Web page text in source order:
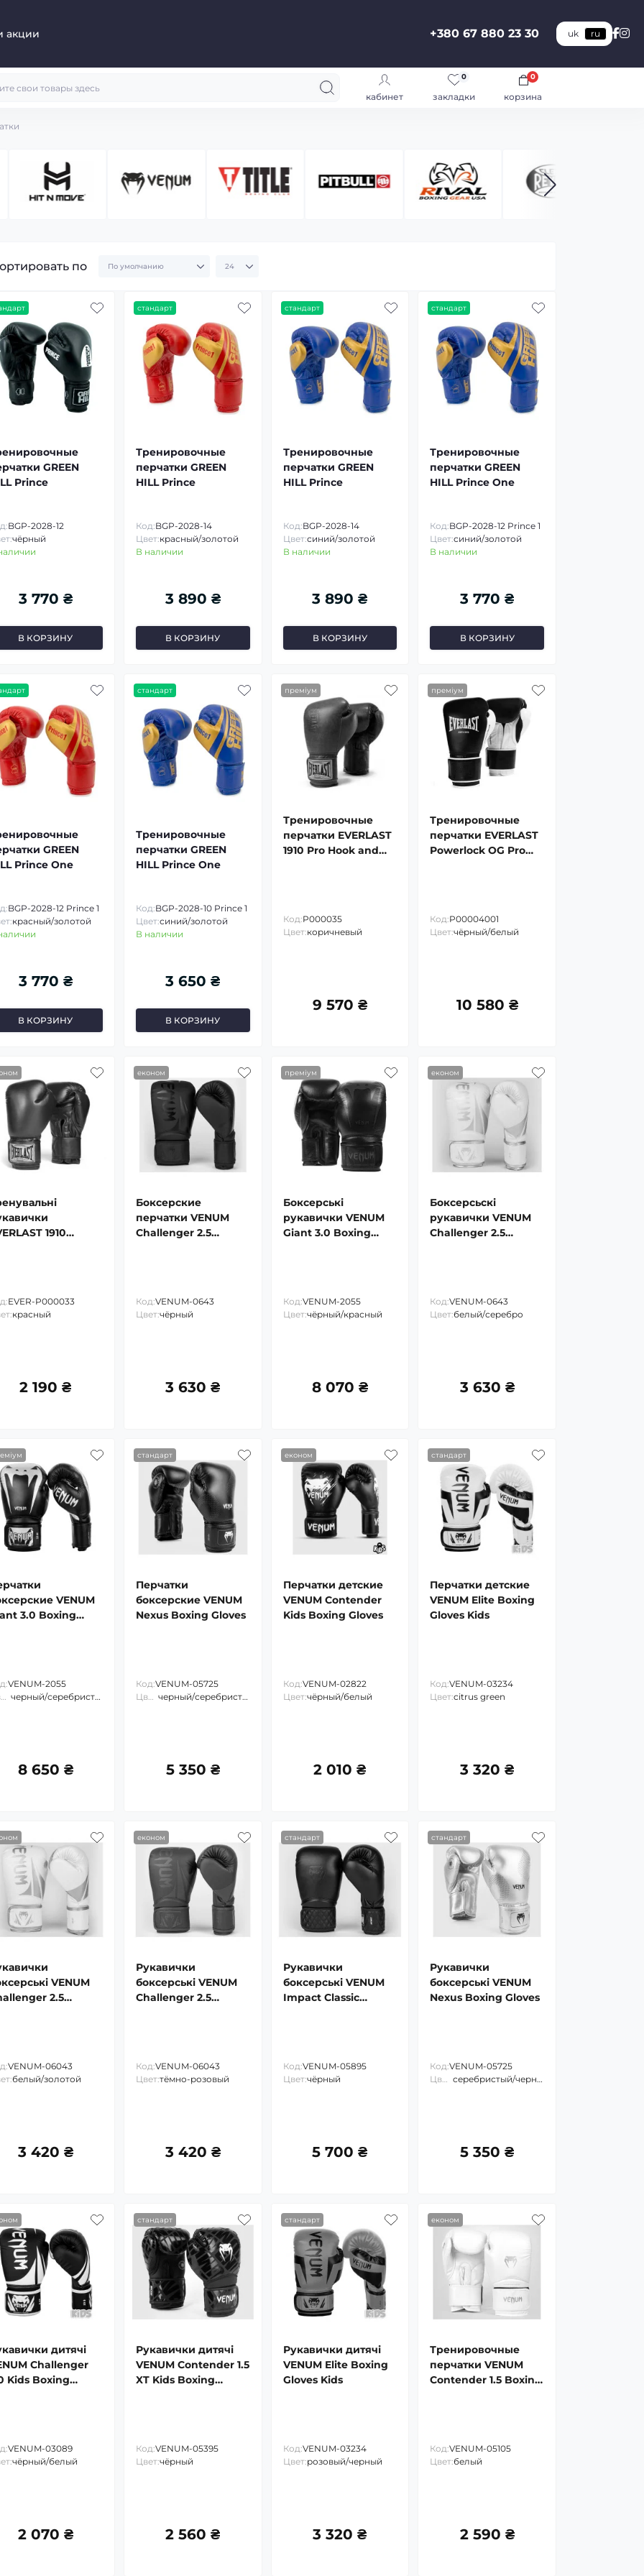
акции +380 67 880 23 30 uk ru
кабинет закладки
0
корзина
0
по
GREEN
Prince
BGP-2028-12
чёрный
3 770 ₴
В КОРЗИНУ
стандарт
Тренировочные
перчатки GREEN
HILL Prince
Код:BGP-2028-14
Цвет:красный/золотой
В наличии
3 890 ₴
В КОРЗИНУ
стандарт
Тренировочные
перчатки GREEN
HILL Prince
Код:BGP-2028-14
Цвет:синий/золотой
В наличии
3 890 ₴
В КОРЗИНУ
стандарт
Тренировочные
перчатки GREEN
HILL Prince One
Код:BGP-2028-12 Prince 1
Цвет:синий/золотой
В наличии
3 770 ₴
В КОРЗИНУ
GREEN
Prince One
BGP-2028-12 Prince 1
красный/золотой
3 770 ₴
В КОРЗИНУ
стандарт
Тренировочные
перчатки GREEN
HILL Prince One
Код:BGP-2028-10 Prince 1
Цвет:синий/золотой
В наличии
3 650 ₴
В КОРЗИНУ
преміум
Тренировочные
перчатки EVERLAST
1910 Pro Hook and
Код:P000035
Цвет:коричневый
9 570 ₴
преміум
Тренировочные
перчатки EVERLAST
Powerlock OG Pro
Код:P00004001
Цвет:чёрный/белый
10 580 ₴
1910
EVER-P000033
красный
2 190 ₴
економ
Боксерские
перчатки VENUM
Challenger 2.5
Код:VENUM-0643
Цвет:чёрный
3 630 ₴
преміум
Боксерські
рукавички VENUM
Giant 3.0 Boxing
Код:VENUM-2055
Цвет:чёрный/красный
8 070 ₴
економ
Боксерсьскі
рукавички VENUM
Challenger 2.5
Код:VENUM-0643
Цвет:белый/серебро
3 630 ₴
VENUM
3.0 Boxing
VENUM-2055
Цвет:
черный/серебристый
8 650 ₴
стандарт
Перчатки
боксерские VENUM
Nexus Boxing Gloves
Код:VENUM-05725
Цвет:
черный/серебристый
5 350 ₴
економ
Перчатки детские
VENUM Contender
Kids Boxing Gloves
Код:VENUM-02822
Цвет:чёрный/белый
2 010 ₴
стандарт
Перчатки детские
VENUM Elite Boxing
Gloves Kids
Код:VENUM-03234
Цвет:citrus green
3 320 ₴
VENUM
2.5
VENUM-06043
белый/золотой
3 420 ₴
економ
Рукавички
боксерські VENUM
Challenger 2.5
Код:VENUM-06043
Цвет:тёмно-розовый
3 420 ₴
стандарт
Рукавички
боксерські VENUM
Impact Classic
Код:VENUM-05895
Цвет:чёрный
5 700 ₴
стандарт
Рукавички
боксерські VENUM
Nexus Boxing Gloves
Код:VENUM-05725
Цвет:
серебристый/черный
5 350 ₴
дитячі
Challenger
Kids Boxing
VENUM-03089
чёрный/белый
2 070 ₴
стандарт
Рукавички дитячі
VENUM Contender 1.5
XT Kids Boxing
Код:VENUM-05395
Цвет:чёрный
2 560 ₴
стандарт
Рукавички дитячі
VENUM Elite Boxing
Gloves Kids
Код:VENUM-03234
Цвет:розовый/черный
3 320 ₴
економ
Тренировочные
перчатки VENUM
Contender 1.5 Boxing
Код:VENUM-05105
Цвет:белый
2 590 ₴